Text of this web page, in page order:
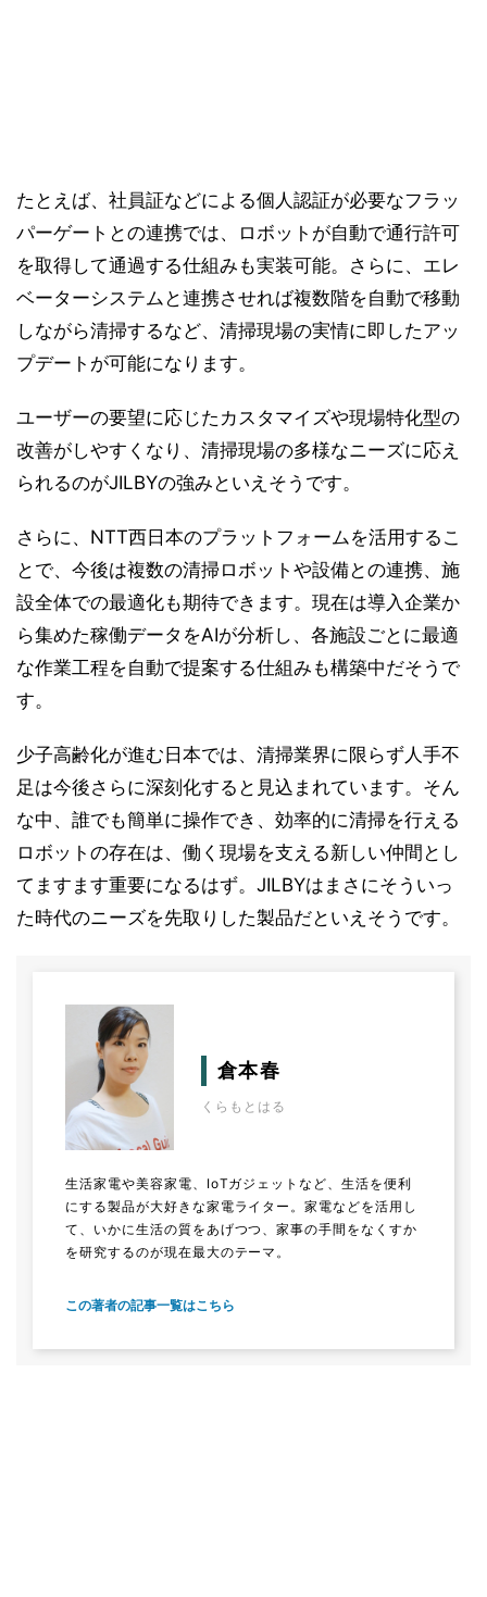
たとえば、社員証などによる個人認証が必要なフラッ
パーゲートとの連携では、ロボットが自動で通行許可
を取得して通過する仕組みも実装可能。さらに、エレ
ベーターシステムと連携させれば複数階を自動で移動
しながら清掃するなど、清掃現場の実情に即したアッ
プデートが可能になります。
ユーザーの要望に応じたカスタマイズや現場特化型の
改善がしやすくなり、清掃現場の多様なニーズに応え
られるのがJILBYの強みといえそうです。
さらに、NTT西日本のプラットフォームを活用するこ
とで、今後は複数の清掃ロボットや設備との連携、施
設全体での最適化も期待できます。現在は導入企業か
ら集めた稼働データをAIが分析し、各施設ごとに最適
な作業工程を自動で提案する仕組みも構築中だそうで
す。
少子高齢化が進む日本では、清掃業界に限らず人手不
足は今後さらに深刻化すると見込まれています。そん
な中、誰でも簡単に操作でき、効率的に清掃を行える
ロボットの存在は、働く現場を支える新しい仲間とし
てますます重要になるはず。JILBYはまさにそういっ
た時代のニーズを先取りした製品だといえそうです。
倉本春
くらもとはる
生活家電や美容家電、IoTガジェットなど、生活を便利
にする製品が大好きな家電ライター。家電などを活用し
て、いかに生活の質をあげつつ、家事の手間をなくすか
を研究するのが現在最大のテーマ。
この著者の記事一覧はこちら